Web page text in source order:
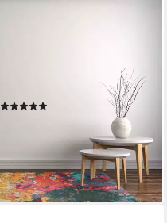
Wohnzimmer, Schlafzimmer,
Esszimmer, Flur, Hygge &
Cozy
139,00 €
lieferbar - in 3-4 Werktagen bei dir